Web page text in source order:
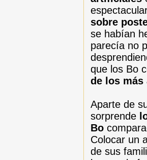
sobre
se habían
parecía no
que los Bo
de los
Aparte de
sorprende
Bo
Colocar un
de sus